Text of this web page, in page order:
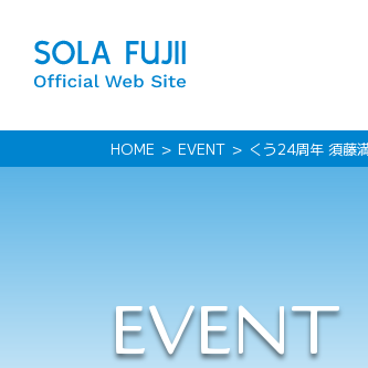
HOME EVENT くう24周年 須藤
EVENT